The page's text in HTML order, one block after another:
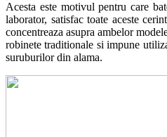
Acesta este motivul pentru care
laborator, satisfac toate aceste
concentreaza asupra ambelor
robinete traditionale si impune
suruburilor din alama.